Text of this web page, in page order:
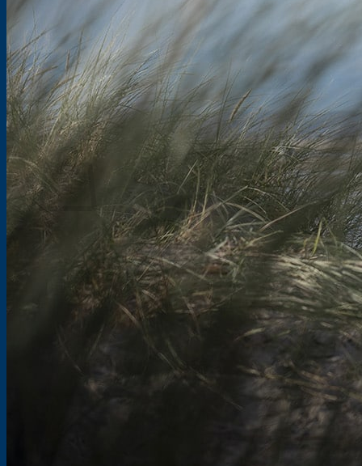
FAQ’s
Newsletter
Kontakt
Warenkorb
Es befinden sich keine Produkte im Warenkorb.
Zurück zum Shop